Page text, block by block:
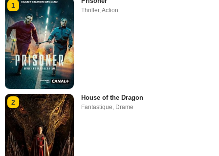
1
Thriller,Action
2
House of the Dragon
Fantastique, Drame